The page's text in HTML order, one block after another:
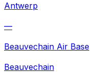
Antwerp
—
Beauvechain Air Base
Beauvechain